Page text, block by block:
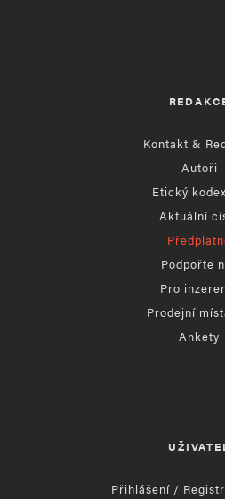
Kontakt &
Autoři
Etický
Aktuální
Podpořte
Pro
Prodejní
Ankety
Přihlášení /